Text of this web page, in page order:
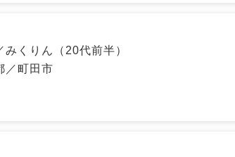
みくりん（20代前半）
／町田市